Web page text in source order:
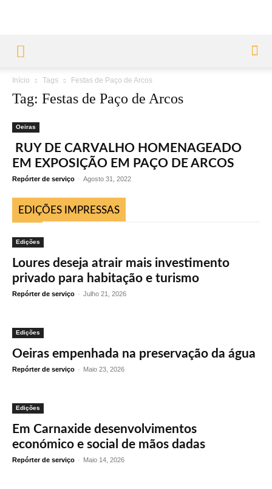
Início Tags Festas de Paço de Arcos
Tag: Festas de Paço de Arcos
Oeiras
RUY DE CARVALHO HOMENAGEADO
EM EXPOSIÇÃO EM PAÇO DE ARCOS
Repórter de serviço - Agosto 31, 2022
EDIÇÕES IMPRESSAS
Edições
Loures deseja atrair mais investimento
privado para habitação e turismo
Repórter de serviço - Julho 21, 2026
Edições
Oeiras empenhada na preservação da água
Repórter de serviço - Maio 23, 2026
Edições
Em Carnaxide desenvolvimentos
económico e social de mãos dadas
Repórter de serviço - Maio 14, 2026